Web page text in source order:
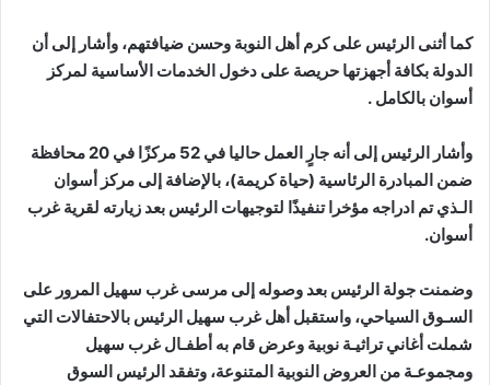
كما أثنى الرئيس على كرم أهل النوبة وحسن ضيافتهم، وأشار إلى أن
الدولة بكافة أجهزتها حريصة على دخول الخدمات الأساسية لمركز
أسوان بالكامل .
وأشار الرئيس إلى أنه جارٍ العمل حاليا في 52 مركزًا في 20 محافظة
ضمن المبادرة الرئاسية (حياة كريمة)، بالإضافة إلى مركز أسوان
الـذي تم ادراجه مؤخرا تنفيذًا لتوجيهات الرئيس بعد زيارته لقرية غرب
أسوان.
وضمنت جولة الرئيس بعد وصوله إلى مرسى غرب سهيل المرور على
السـوق السياحي، واستقبل أهل غرب سهيل الرئيس بالاحتفالات التي
شملت أغاني تراثيـة نوبية وعرض قام به أطفـال غرب سهيل
ومجموعـة من العروض النوبية المتنوعة، وتفقد الرئيس السوق